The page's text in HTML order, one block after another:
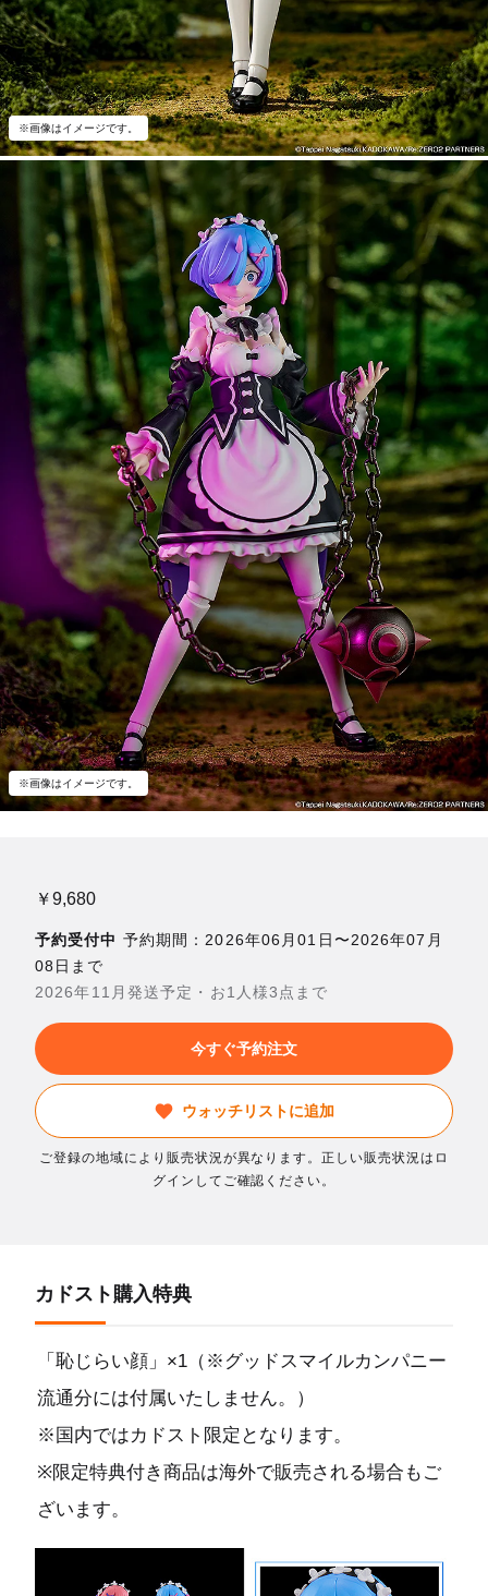
※画像はイメージです。
※画像はイメージです。
￥9,680
予約受付中 予約期間：2026年06月01日〜2026年07月
08日まで
2026年11月発送予定・お1人様3点まで
今すぐ予約注文
ウォッチリストに追加
ご登録の地域により販売状況が異なります。正しい販売状況はロ
グインしてご確認ください。
カドスト購入特典
「恥じらい顔」×1（※グッドスマイルカンパニー
流通分には付属いたしません。）
※国内ではカドスト限定となります。
※限定特典付き商品は海外で販売される場合もご
ざいます。